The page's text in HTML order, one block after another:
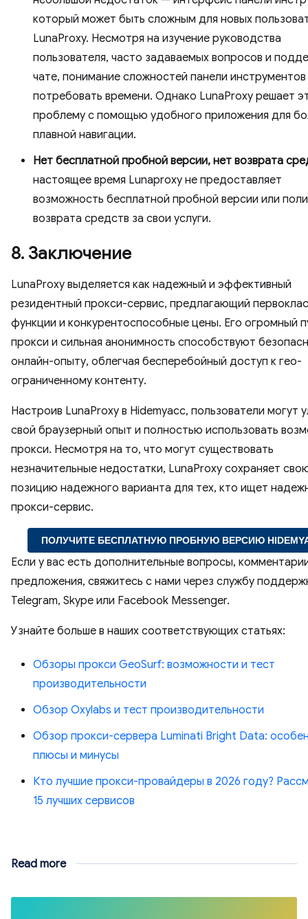
который может быть сложным для новых
LunaProxy. Несмотря на изучение руководства
пользователя, часто задаваемых вопросов и
чате, понимание сложностей панели
потребовать времени. Однако LunaProxy решает
проблему с помощью удобного приложения для
плавной навигации.
Нет бесплатной пробной версии, нет возврата
настоящее время Lunaproxy не предоставляет
возможность бесплатной пробной версии или
возврата средств за свои услуги.
8. Заключение
LunaProxy выделяется как надежный и эффективный
резидентный прокси-сервис, предлагающий
функции и конкурентоспособные цены. Его огромный
прокси и сильная анонимность способствуют
онлайн-опыту, облегчая бесперебойный доступ к гео-
ограниченному контенту.
Настроив LunaProxy в Hidemyacc, пользователи могут
свой браузерный опыт и полностью использовать
прокси. Несмотря на то, что могут существовать
незначительные недостатки, LunaProxy сохраняет
позицию надежного варианта для тех, кто ищет
прокси-сервис.
ПОЛУЧИТЕ БЕСПЛАТНУЮ ПРОБНУЮ ВЕРСИЮ
Если у вас есть дополнительные вопросы,
предложения, свяжитесь с нами через службу
Telegram, Skype или Facebook Messenger.
Узнайте больше в наших соответствующих статьях:
Обзоры прокси GeoSurf: возможности и тест
производительности
Обзор Oxylabs и тест производительности
Обзор прокси-сервера Luminati Bright Data:
плюсы и минусы
Кто лучшие прокси-провайдеры в 2026 году?
15 лучших сервисов
Read more